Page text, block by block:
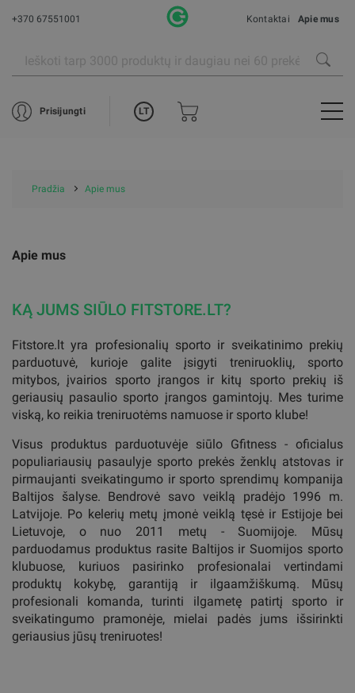
+370 67551001 Kontaktai Apie mus
Prisijungti LT
Pradžia Apie mus
Apie mus
KĄ JUMS SIŪLO FITSTORE.LT?
Fitstore.lt yra profesionalių sporto ir sveikatinimo prekių
parduotuvė, kurioje galite įsigyti treniruoklių, sporto
mitybos, įvairios sporto įrangos ir kitų sporto prekių iš
geriausių pasaulio sporto įrangos gamintojų. Mes turime
viską, ko reikia treniruotėms namuose ir sporto klube!
Visus produktus parduotuvėje siūlo Gfitness - oficialus
populiariausių pasaulyje sporto prekės ženklų atstovas ir
pirmaujanti sveikatingumo ir sporto sprendimų kompanija
Baltijos šalyse. Bendrovė savo veiklą pradėjo 1996 m.
Latvijoje. Po kelerių metų įmonė veiklą tęsė ir Estijoje bei
Lietuvoje, o nuo 2011 metų - Suomijoje. Mūsų
parduodamus produktus rasite Baltijos ir Suomijos sporto
klubuose, kuriuos pasirinko profesionalai vertindami
produktų kokybę, garantiją ir ilgaamžiškumą. Mūsų
profesionali komanda, turinti ilgametę patirtį sporto ir
sveikatingumo pramonėje, mielai padės jums išsirinkti
geriausius jūsų treniruotes!